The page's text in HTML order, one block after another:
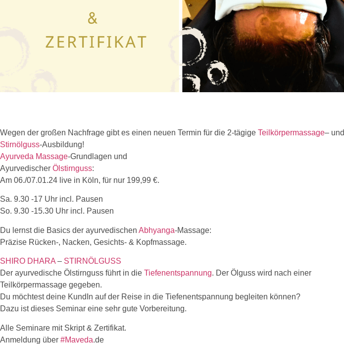
Wegen der großen Nachfrage gibt es einen neuen Termin für die 2-tägige Teilkörpermassage– und
Stirnölguss-Ausbildung!
Ayurveda Massage-Grundlagen und
Ayurvedischer Ölstirnguss:
Am 06./07.01.24 live in Köln, für nur 199,99 €.
Sa. 9.30 -17 Uhr incl. Pausen
So. 9.30 -15.30 Uhr incl. Pausen
Du lernst die Basics der ayurvedischen Abhyanga-Massage:
Präzise Rücken-, Nacken, Gesichts- & Kopfmassage.
SHIRO DHARA – STIRNÖLGUSS
Der ayurvedische Ölstirnguss führt in die Tiefenentspannung. Der Ölguss wird nach einer
Teilkörpermassage gegeben.
Du möchtest deine KundIn auf der Reise in die Tiefenentspannung begleiten können?
Dazu ist dieses Seminar eine sehr gute Vorbereitung.
Alle Seminare mit Skript & Zertifikat.
Anmeldung über #Maveda.de